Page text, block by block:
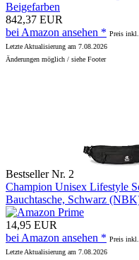
Beigefarben
842,37 EUR
bei Amazon ansehen * Preis
Letzte Aktualisierung am 7.08.2026
Änderungen möglich / siehe Footer
Bestseller Nr. 2
Champion Unisex Lifestyle
Bauchtasche, Schwarz
14,95 EUR
bei Amazon ansehen * Preis
Letzte Aktualisierung am 7.08.2026